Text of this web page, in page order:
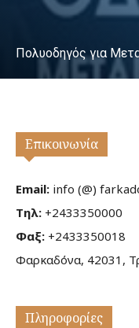
Πολυοδηγός για
Επικοινωνία
Email: info (@)
Τηλ: +2433350000
Φαξ: +2433350018
Φαρκαδόνα, 42031,
Πληροφορίες